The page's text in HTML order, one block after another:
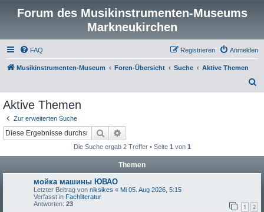
Forum des Musikinstrumenten-Museums
Markneukirchen
FAQ Anmelden
Registrieren
Musikinstrumenten-Museum Foren-Übersicht Suche
Aktive Themen
Aktive Themen
Zur erweiterten Suche
Suche
Die Suche ergab 2 Treffer • Seite 1 von 1
Themen
мойка машины ЮВАО
Letzter Beitrag von niksikes « Mi 05. Aug 2026, 5:15
Verfasst in Fachliteratur
Antworten: 23 1 2